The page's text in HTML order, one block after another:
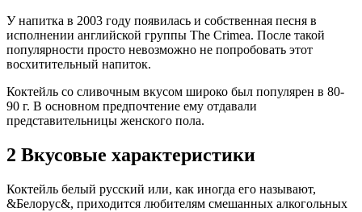
У напитка в 2003 году появилась и собственная песня в
исполнении английской группы The Crimea. После такой
популярности просто невозможно не попробовать этот
восхитительный напиток.
Коктейль со сливочным вкусом широко был популярен в 80-
90 г. В основном предпочтение ему отдавали
представительницы женского пола.
2 Вкусовые характеристики
Коктейль белый русский или, как иногда его называют,
&Белорус&, приходится любителям смешанных алкогольных